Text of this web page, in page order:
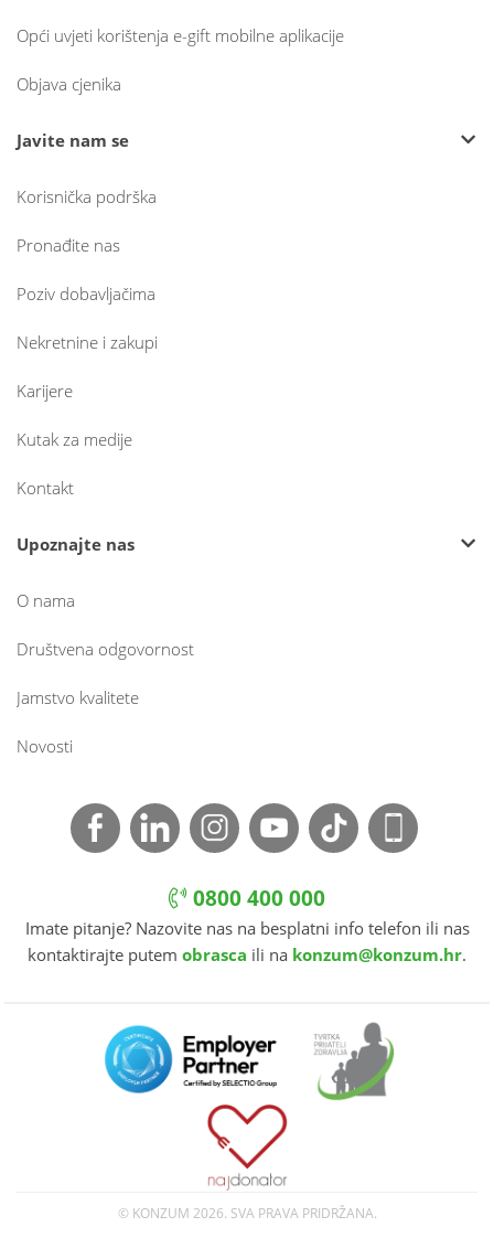
Opći uvjeti korištenja e-gift mobilne aplikacije
Objava cjenika
Javite nam se
Korisnička podrška
Pronađite nas
Poziv dobavljačima
Nekretnine i zakupi
Karijere
Kutak za medije
Kontakt
Upoznajte nas
O nama
Društvena odgovornost
Jamstvo kvalitete
Novosti
0800 400 000
Imate pitanje? Nazovite nas na besplatni info telefon ili nas
kontaktirajte putem obrasca ili na konzum@konzum.hr.
© KONZUM 2026. SVA PRAVA PRIDRŽANA.